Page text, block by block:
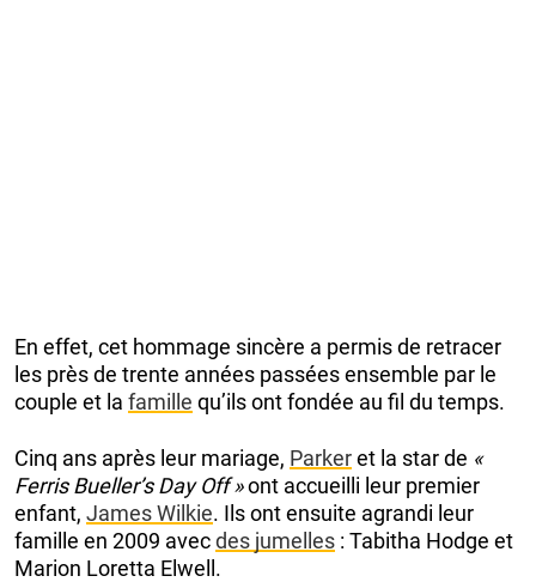
En effet, cet hommage sincère a permis de retracer
les près de trente années passées ensemble par le
couple et la famille qu’ils ont fondée au fil du temps.
Cinq ans après leur mariage, Parkeret la star de «
Ferris Bueller’s Day Off »ont accueilli leur premier
enfant, James Wilkie. Ils ont ensuite agrandi leur
famille en 2009 avecdes jumelles : Tabitha Hodge et
Marion Loretta Elwell.